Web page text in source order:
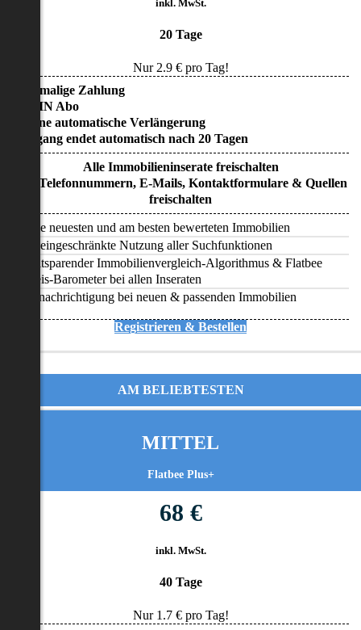
inkl. MwSt.
20 Tage
Nur 2.9€ pro Tag!
• Einmalige Zahlung
• KEIN Abo
• Keine automatische Verlängerung
• Zugang endet automatisch nach 20 Tagen
Alle Immobilieninserate freischalten
Alle Telefonnummern, E-Mails, Kontaktformulare & Quellen
freischalten
Alle neuesten und am besten bewerteten Immobilien
Uneingeschränkte Nutzung aller Suchfunktionen
Zeitsparender Immobilienvergleich-Algorithmus & Flatbee
Preis-Barometer bei allen Inseraten
Benachrichtigung bei neuen & passenden Immobilien
Registrieren & Bestellen
AM BELIEBTESTEN
MITTEL
Flatbee Plus+
68 €
inkl. MwSt.
40 Tage
Nur 1.7€ pro Tag!